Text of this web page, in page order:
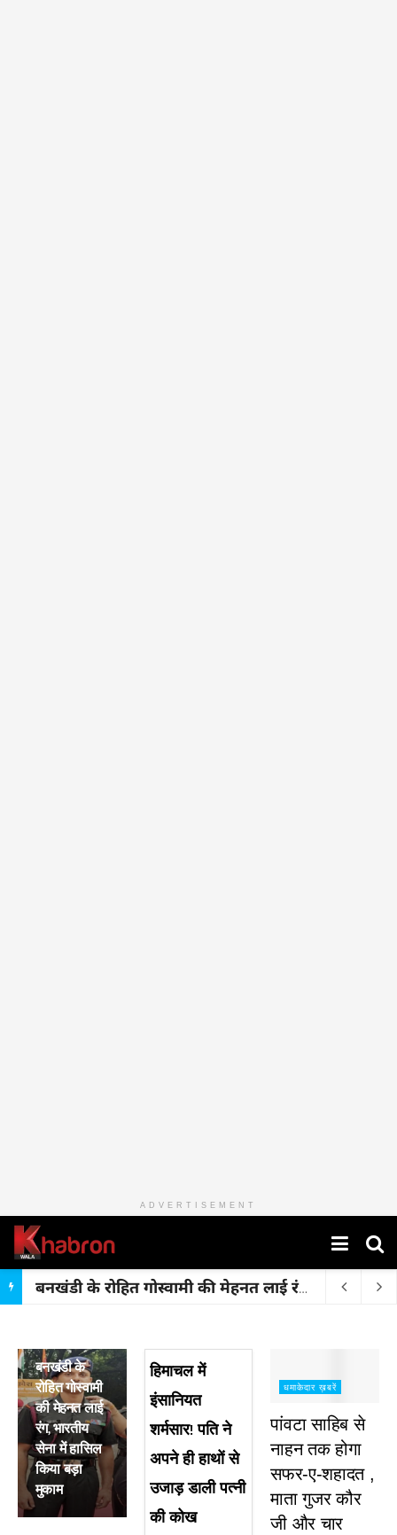
ADVERTISEMENT
बनखंडी के रोहित गोस्वामी की मेहनत लाई रंग, भारतीय सेना में हासिल किया बड़ा मुकाम
बनखंडी के
रोहित गोस्वामी
की मेहनत लाई
रंग, भारतीय
सेना में हासिल
किया बड़ा
मुकाम
हिमाचल में
इंसानियत
शर्मसार! पति ने
अपने ही हाथों से
उजाड़ डाली पत्नी
की कोख
धमाकेदार ख़बरें
पांवटा साहिब से
नाहन तक होगा
सफर-ए-शहादत ,
माता गुजर कौर
जी और चार